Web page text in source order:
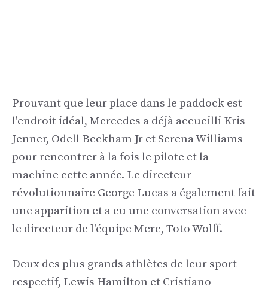
Prouvant que leur place dans le paddock est
l'endroit idéal, Mercedes a déjà accueilli Kris
Jenner, Odell Beckham Jr et Serena Williams
pour rencontrer à la fois le pilote et la
machine cette année. Le directeur
révolutionnaire George Lucas a également fait
une apparition et a eu une conversation avec
le directeur de l'équipe Merc, Toto Wolff.
Deux des plus grands athlètes de leur sport
respectif, Lewis Hamilton et Cristiano